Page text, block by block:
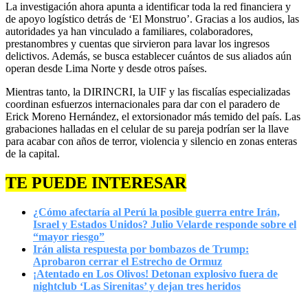
La investigación ahora apunta a identificar toda la red financiera y
de apoyo logístico detrás de ‘El Monstruo’. Gracias a los audios, las
autoridades ya han vinculado a familiares, colaboradores,
prestanombres y cuentas que sirvieron para lavar los ingresos
delictivos. Además, se busca establecer cuántos de sus aliados aún
operan desde Lima Norte y desde otros países.
Mientras tanto, la DIRINCRI, la UIF y las fiscalías especializadas
coordinan esfuerzos internacionales para dar con el paradero de
Erick Moreno Hernández, el extorsionador más temido del país. Las
grabaciones halladas en el celular de su pareja podrían ser la llave
para acabar con años de terror, violencia y silencio en zonas enteras
de la capital.
TE PUEDE INTERESAR
¿Cómo afectaría al Perú la posible guerra entre Irán,
Israel y Estados Unidos? Julio Velarde responde sobre el
“mayor riesgo”
Irán alista respuesta por bombazos de Trump:
Aprobaron cerrar el Estrecho de Ormuz
¡Atentado en Los Olivos! Detonan explosivo fuera de
nightclub ‘Las Sirenitas’ y dejan tres heridos